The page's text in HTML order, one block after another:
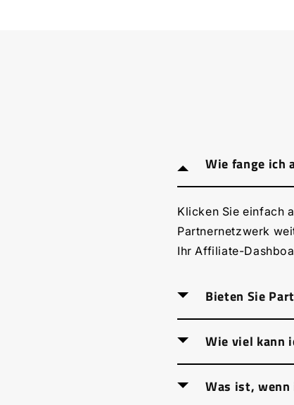
Wie fange ich
Klicken Sie einfach
Partnernetzwerk
Ihr Affiliate-
Bieten Sie
Ja, wir haben einen
Provisionen zu
Schulungen sowie
Wie viel kann
Es gibt keine
Was ist,